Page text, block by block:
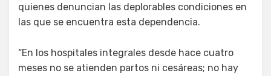
quienes denuncian las deplorables condiciones en
las que se encuentra esta dependencia.
“En los hospitales integrales desde hace cuatro
meses no se atienden partos ni cesáreas; no hay